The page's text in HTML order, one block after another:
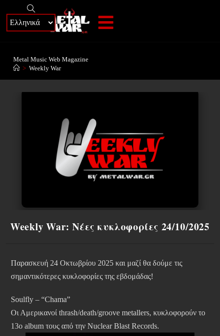
Metal Music Web Magazine
> Weekly War
Weekly War: Νέες κυκλοφορίες 24/10/2025
Παρασκευή 24 Οκτωβρίου 2025 και μαζί θα δούμε τις
σημαντικότερες κυκλοφορίες της εβδομάδας!
Soulfly – “Chama”
Οι Αμερικανοί thrash/death/groove metallers, κυκλοφορούν το
13ο album τους από την Nuclear Blast Records.